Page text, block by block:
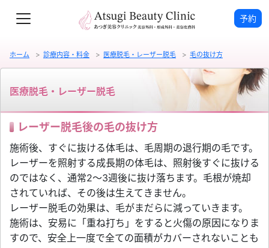
予約
ホーム 診療内容・料金 医療脱毛・レーザー脱毛 毛の抜け方
医療脱毛・レーザー脱毛
レーザー脱毛後の毛の抜け方
施術後、すぐに抜ける体毛は、毛周期の退行期の毛です。
レーザーを照射する成長期の体毛は、照射後すぐに抜ける
のではなく、通常2～3週後に抜け落ちます。毛根が焼却
されていれば、その後は生えてきません。
レーザー脱毛の効果は、毛がまだらに減っていきます。
施術は、安易に「重ね打ち」をすると火傷の原因になりま
すので、安全上一度で全ての面積がカバーされないことも